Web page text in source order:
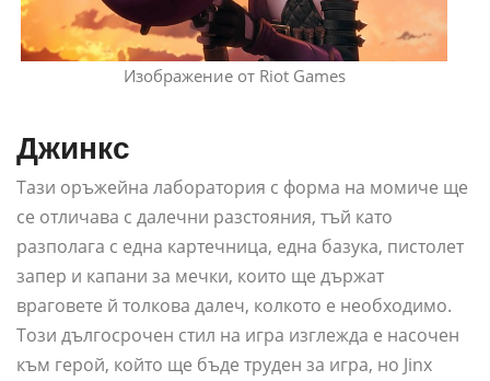
Изображение от Riot Games
Джинкс
Тази оръжейна лаборатория с форма на момиче ще
се отличава с далечни разстояния, тъй като
разполага с една картечница, една базука, пистолет
запер и капани за мечки, които ще държат
враговете й толкова далеч, колкото е необходимо.
Този дългосрочен стил на игра изглежда е насочен
към герой, който ще бъде труден за игра, но Jinx